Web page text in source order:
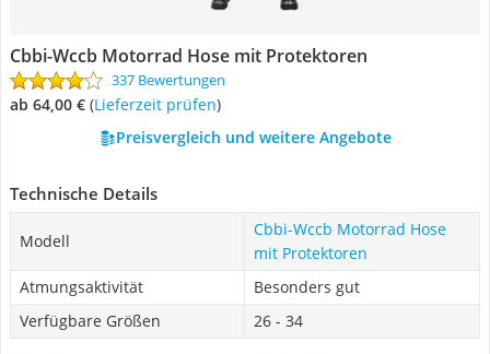
Cbbi-Wccb Motorrad Hose mit Protektoren
337 Bewertungen
ab 64,00 € (Lieferzeit prüfen)
Preisvergleich und weitere Angebote
Technische Details
Modell
Cbbi-Wccb Motorrad Hose
mit Protektoren
Atmungsaktivität
Besonders gut
Verfügbare Größen
26 - 34